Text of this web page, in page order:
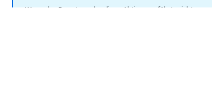
Wenn der Benutzer, der diese Aktion ausführt, nicht